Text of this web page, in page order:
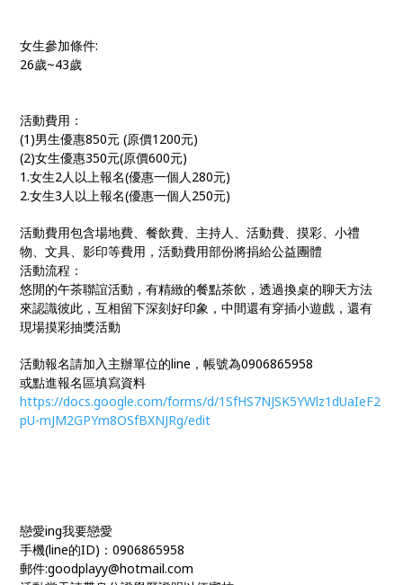
女生參加條件:
26歲~43歲
活動費用：
(1)男生優惠850元 (原價1200元)
(2)女生優惠350元(原價600元)
1.女生2人以上報名(優惠一個人280元)
2.女生3人以上報名(優惠一個人250元)
活動費用包含場地費、餐飲費、主持人、活動費、摸彩、小禮
物、文具、影印等費用，活動費用部份將捐給公益團體
活動流程：
悠閒的午茶聯誼活動，有精緻的餐點茶飲，透過換桌的聊天方法
來認識彼此，互相留下深刻好印象，中間還有穿插小遊戲，還有
現場摸彩抽獎活動
活動報名請加入主辦單位的line，帳號為0906865958
或點進報名區填寫資料
https://docs.google.com/forms/d/1SfHS7NJSK5YWlz1dUaIeF2
pU-mJM2GPYm8OSfBXNJRg/edit
戀愛ing我要戀愛
手機(line的ID)：0906865958
郵件:goodplayy@hotmail.com